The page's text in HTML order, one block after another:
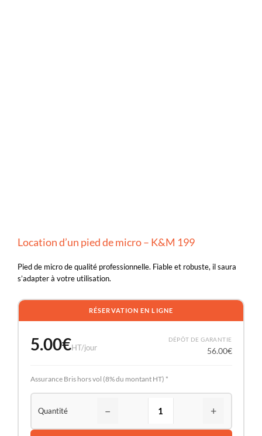
Location d’un pied de micro – K&M 199
Pied de micro de qualité professionnelle. Fiable et robuste, il saura
s’adapter à votre utilisation.
RÉSERVATION EN LIGNE
5.00€HT/jour
DÉPÔT DE GARANTIE
56.00€
Assurance Bris hors vol (8% du montant HT) *
− +